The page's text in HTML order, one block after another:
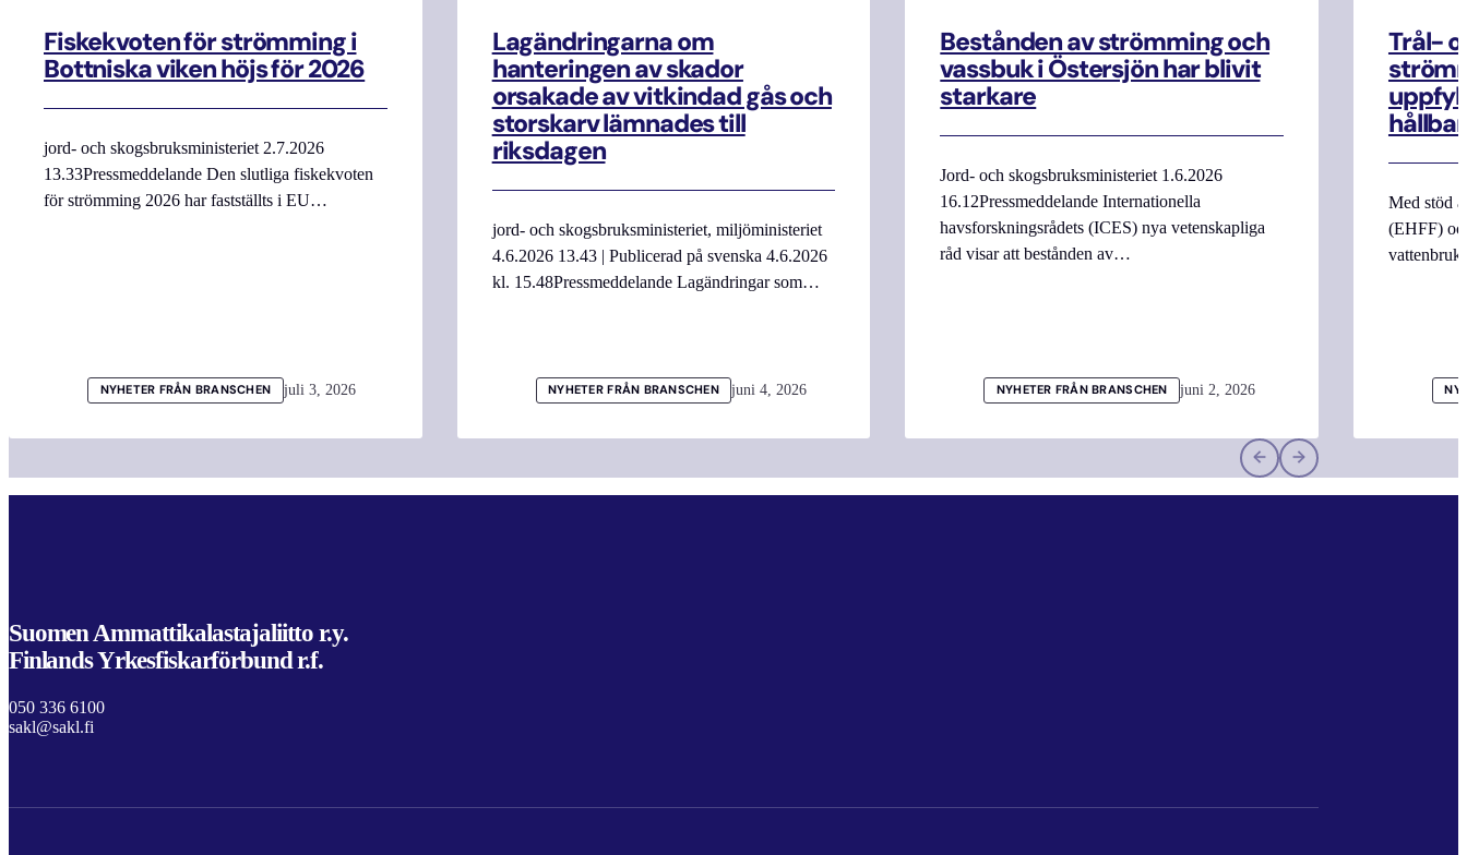
Fiskekvoten för strömming i
Bottniska viken höjs för 2026
jord- och skogsbruksministeriet 2.7.2026
13.33Pressmeddelande Den slutliga fiskekvoten
för strömming 2026 har fastställts i EU…
NYHETER FRÅN BRANSCHEN juli 3, 2026
Lagändringarna om
hanteringen av skador
orsakade av vitkindad gås och
storskarv lämnades till
riksdagen
jord- och skogsbruksministeriet, miljöministeriet
4.6.2026 13.43 | Publicerad på svenska 4.6.2026
kl. 15.48Pressmeddelande Lagändringar som…
NYHETER FRÅN BRANSCHEN juni 4, 2026
Bestånden av strömming och
vassbuk i Östersjön har blivit
starkare
Jord- och skogsbruksministeriet 1.6.2026
16.12Pressmeddelande Internationella
havsforskningsrådets (ICES) nya vetenskapliga
råd visar att bestånden av…
NYHETER FRÅN BRANSCHEN juni 2, 2026
Trål-
Med stöd
(EHFF)
Suomen Ammattikalastajaliitto r.y.
Finlands Yrkesfiskarförbund r.f.
050 336 6100
sakl@sakl.fi